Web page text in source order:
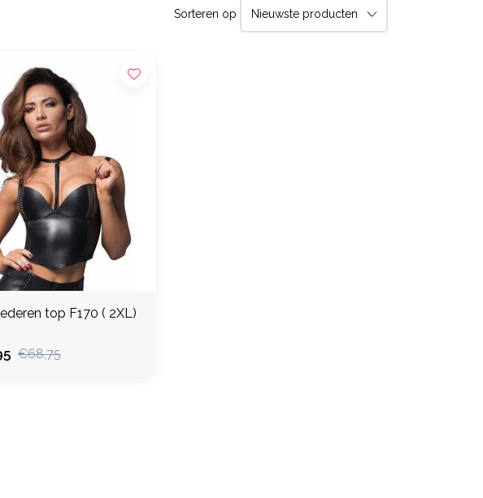
Sorteren op
Kunstlederen top F170 ( 2XL)
€68,75